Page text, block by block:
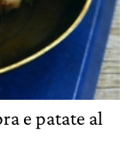
e patate al